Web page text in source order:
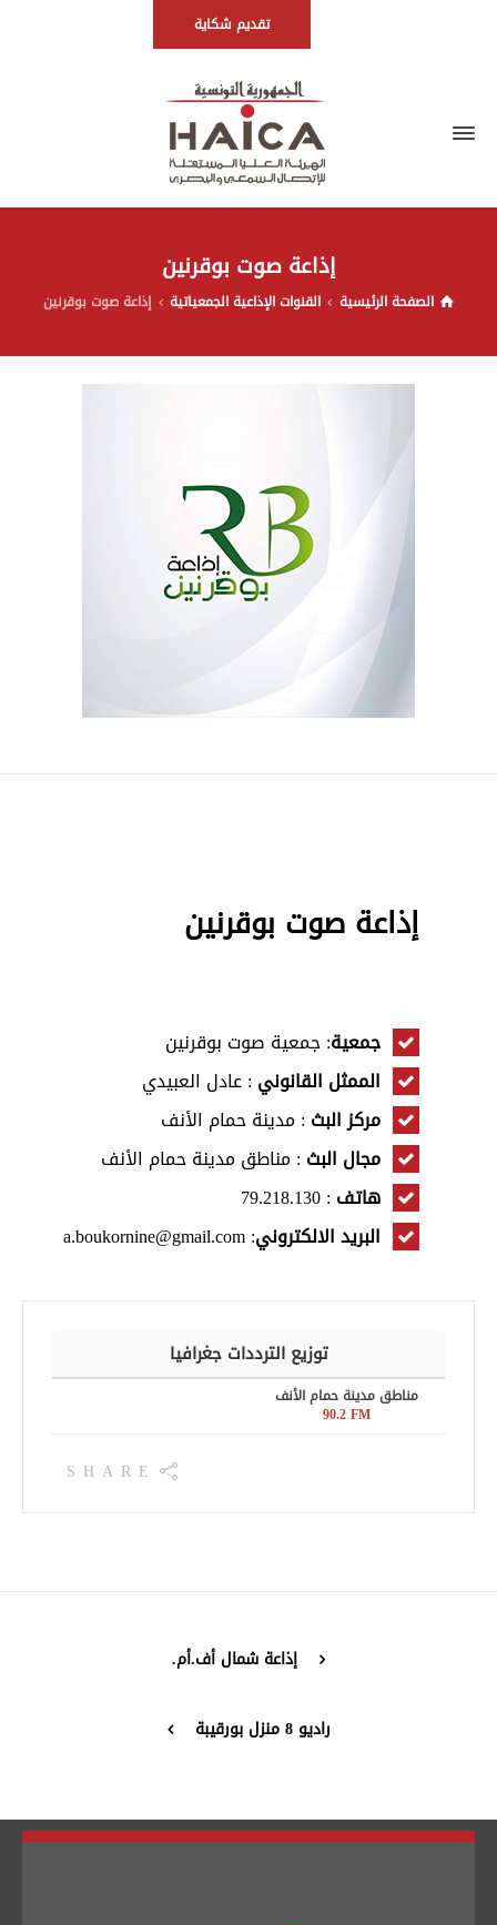
تقديم شكاية
إذاعة صوت بوقرنين
الصفحة الرئيسية القنوات الإذاعية الجمعياتية إذاعة صوت بوقرنين
إذاعة صوت بوقرنين
جمعية: جمعية صوت بوقرنين
الممثل القانوني : عادل العبيدي
مركز البث : مدينة حمام الأنف
مجال البث : مناطق مدينة حمام الأنف
هاتف : 79.218.130
البريد الالكتروني: a.boukornine@gmail.com
توزيع الترددات جغرافيا
مناطق مدينة حمام الأنف
90.2 FM
SHARE
إذاعة شمال أف.أم.
راديو 8 منزل بورقيبة